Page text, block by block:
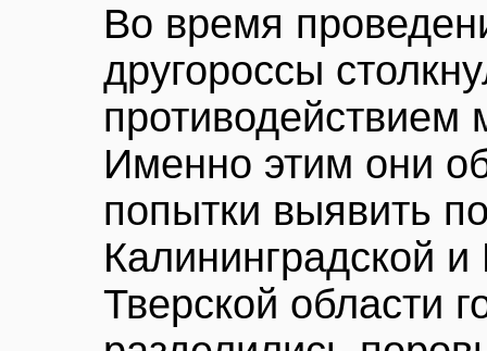
Во время
другороссы
противодействием
Именно этим они
попытки выявить
Калининградской
Тверской области